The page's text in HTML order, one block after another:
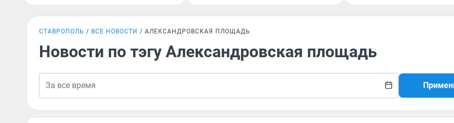
СТАВРОПОЛЬ ВСЕ НОВОСТИ АЛЕКСАНДРОВСКАЯ ПЛОЩАДЬ
Новости по тэгу Александровская площадь